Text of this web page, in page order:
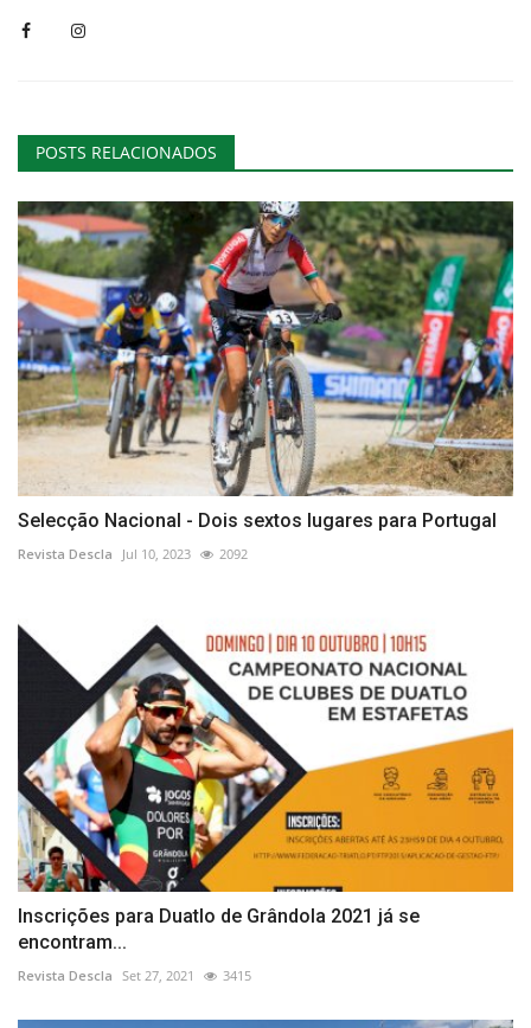
POSTS RELACIONADOS
Selecção Nacional - Dois sextos lugares para Portugal
Revista Descla Jul 10, 2023 2092
Inscrições para Duatlo de Grândola 2021 já se
encontram...
Revista Descla Set 27, 2021 3415